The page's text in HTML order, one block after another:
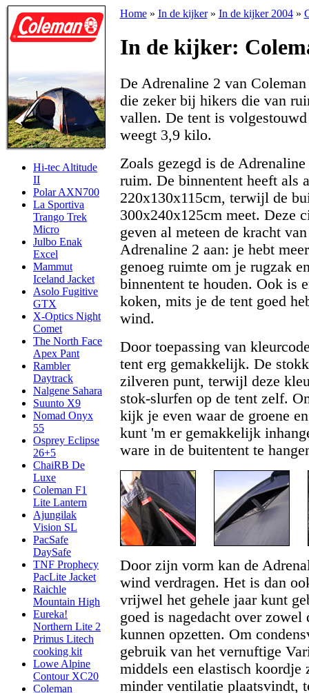
Hi-tec Altitude
II
Polar AXN700
La Sportiva
Trango Trek
Micro
Julbo Enak
Excel
Mammut
Iceland Jacket
Asolo Fugitive
GTX
X-Optics Night
Comet
The North Face
Apex Pant
Rambler
Daytrack
Nalgene Sahara
Suunto X9
Nomad Onyx
55
Osprey Eclipse
26+5
ChaiRB De
Luxe
Coleman F1
Lite Lantern
Ajungilak
Vision SL
PacSafe
DaySafe
TNF Prophecy
PacLite Jacket
Raichle
Mountain High
Eureka!
Northern Lite 2
Primus Litech
cooking kit
Lowe Alpine
Contour XC20
Coleman
Home» In de kijker» In de kijker 2004»
In de kijker:
De Adrenaline 2 van
die zeker bij hikers die van
vallen. De tent is
weegt 3,9 kilo.
Zoals gezegd is de
ruim. De binnentent heeft als
220x130x115cm, terwijl de
300x240x125cm meet. Deze
geven al meteen de kracht
Adrenaline 2 aan: je hebt
genoeg ruimte om je rugzak
binnentent te houden. Ook is
koken, mits je de tent goed
wind.
Door toepassing van
tent erg gemakkelijk. De
zilveren punt, terwijl deze
stok-slurfen op de tent zelf.
kijk je even waar de groene
kunt 'm er gemakkelijk
ware in de buitentent te
Door zijn vorm kan de
wind verdragen. Het is dan
vrijwel het gehele jaar kunt
goed is nagedacht over
kunnen opzetten. Om
gebruik van het vernuftige
middels een elastisch koordje
minder ventilatie plaatsvindt,